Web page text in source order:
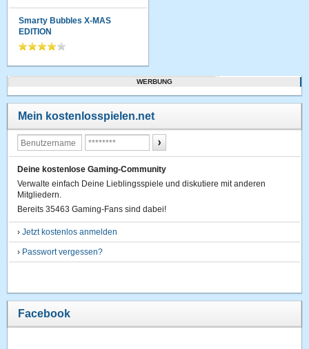
Smarty Bubbles X-MAS
EDITION
WERBUNG
Mein kostenlosspielen.net
Deine kostenlose Gaming-Community
Verwalte einfach Deine Lieblingsspiele und diskutiere mit anderen
Mitgliedern.
Bereits 35463 Gaming-Fans sind dabei!
›Jetzt kostenlos anmelden
› Passwort vergessen?
Facebook